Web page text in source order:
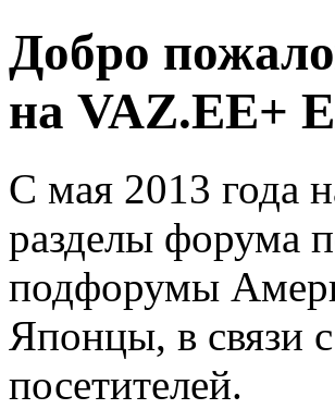
Добро
на VAZ.EE+
С мая 2013 года
разделы форума
подфорумы
Японцы, в связи
посетителей.